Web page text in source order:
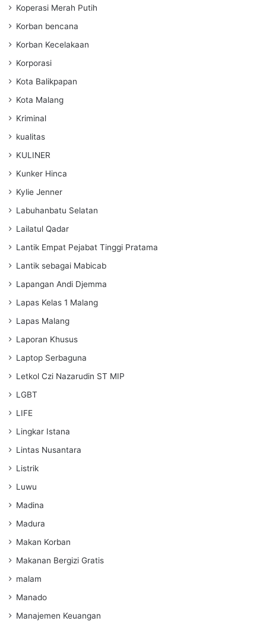
Koperasi Merah Putih
Korban bencana
Korban Kecelakaan
Korporasi
Kota Balikpapan
Kota Malang
Kriminal
kualitas
KULINER
Kunker Hinca
Kylie Jenner
Labuhanbatu Selatan
Lailatul Qadar
Lantik Empat Pejabat Tinggi Pratama
Lantik sebagai Mabicab
Lapangan Andi Djemma
Lapas Kelas 1 Malang
Lapas Malang
Laporan Khusus
Laptop Serbaguna
Letkol Czi Nazarudin ST MIP
LGBT
LIFE
Lingkar Istana
Lintas Nusantara
Listrik
Luwu
Madina
Madura
Makan Korban
Makanan Bergizi Gratis
malam
Manado
Manajemen Keuangan